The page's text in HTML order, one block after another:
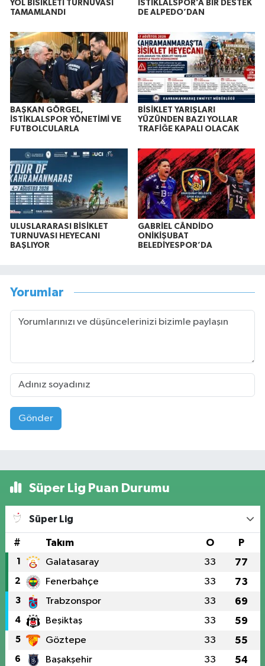
YOL BİSİKLETİ TURNUVASI
TAMAMLANDI
İSTİKLALSPOR’A BİR DESTEK
DE ALPEDO’DAN
BAŞKAN GÖRGEL,
İSTİKLALSPOR YÖNETİMİ VE
FUTBOLCULARLA
BİSİKLET YARIŞLARI
YÜZÜNDEN BAZI YOLLAR
TRAFİĞE KAPALI OLACAK
ULUSLARARASI BİSİKLET
TURNUVASI HEYECANI
BAŞLIYOR
GABRİEL CÂNDİDO
ONİKİŞUBAT
BELEDİYESPOR’DA
Yorumlar
Gönder
Süper Lig Puan Durumu
Süper Lig
# Takım O P
1 Galatasaray 33 77
2 Fenerbahçe 33 73
3 Trabzonspor 33 69
4 Beşiktaş 33 59
5 Göztepe 33 55
6 Başakşehir 33 54